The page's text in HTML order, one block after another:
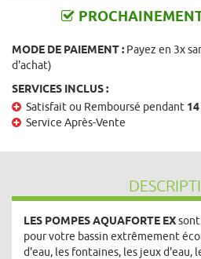
MODE DE PAIEMENT : Payez en 3x
d'achat)
SERVICES INCLUS :
Satisfait ou Remboursé pendant
Service Après-Vente
LES POMPES AQUAFORTE EX
pour votre bassin extrêmement
d'eau, les fontaines, les jeux d'eau,